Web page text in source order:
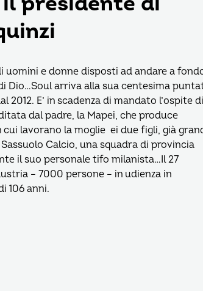
e donne disposti ad andare a
Dio…Soul arriva alla sua centesima
E’ in scadenza di mandato l’ospite di
dal padre, la Mapei, che produce
cui lavorano la moglie ei due figli, già
Calcio, una squadra di provincia
il suo personale tifo milanista…Il 27
– 7000 persone – in udienza in
106 anni.